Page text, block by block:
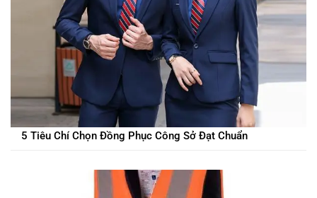
5 Tiêu Chí Chọn Đồng Phục Công Sở Đạt Chuẩn